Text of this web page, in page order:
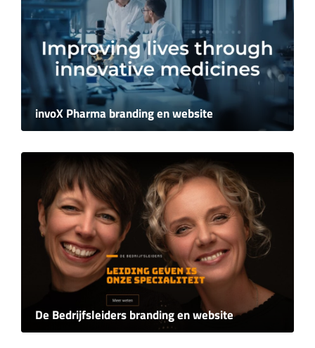
invoX Pharma branding en website
De Bedrijfsleiders branding en website